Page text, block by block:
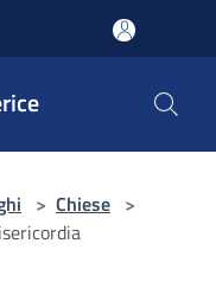
> Chiese >